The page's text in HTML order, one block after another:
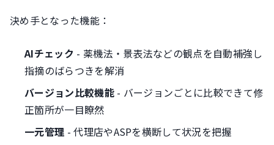
決め手となった機能：
AIチェック - 薬機法・景表法などの観点を自動補強し
指摘のばらつきを解消
バージョン比較機能- バージョンごとに比較できて修
正箇所が一目瞭然
一元管理 - 代理店やASPを横断して状況を把握